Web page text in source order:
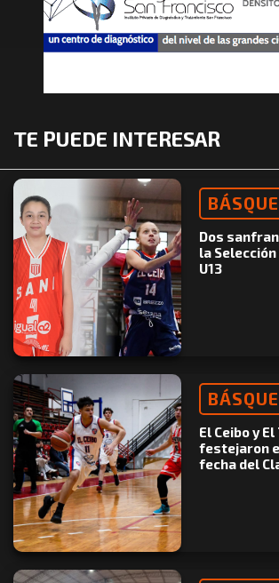
TE PUEDE INTERESAR
Dos
la
U13
El Ceibo y
festejaron
fecha del